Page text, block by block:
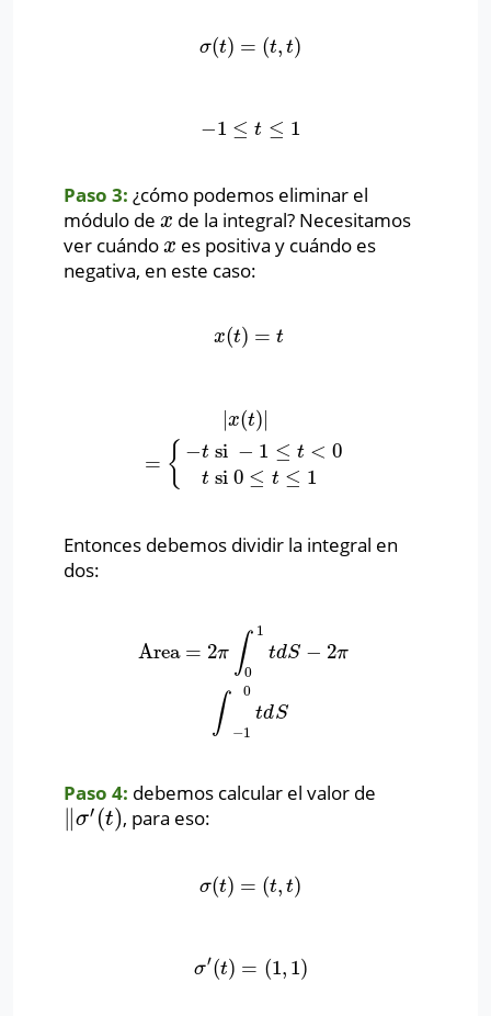
σ(t) = (t, t)
σ(t =(t ,t)
−1 ≤ t ≤ 1
− 1≤ ≤ 1
Paso 3: ¿cómo podemos eliminar el
módulo de x
x de la integral? Necesitamos
ver cuándo x
x es positiva y cuándo es
negativa, en este caso:
x(t) = t
x(t) =t
|x(t)|
= { −t
t
si − 1 ≤ t < 0
si 0 ≤ t ≤ 1
si−1≤t
Entonces debemos dividir la integral en
dos:
Area = 2π ∫ 1
0
tdS − 2π
∫ 0
−1
tdS
Area=2π ∫01 d 2π∫− 10 tdS
Paso 4: debemos calcular el valor de
σ′ (t)
σ′(t) , para eso:
σ(t) = (t, t)
σ(t =(t ,t)
σ′(t) = (1, 1)
σ′(t) =(1 ,1)